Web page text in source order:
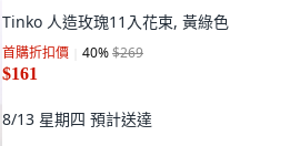
Tinko 人造玫瑰11入花束, 黃綠色
首購折扣價 40%$269
$161
8/13 星期四 預計送達